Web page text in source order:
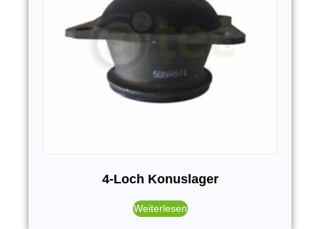
4-Loch Konuslager
Weiterlesen